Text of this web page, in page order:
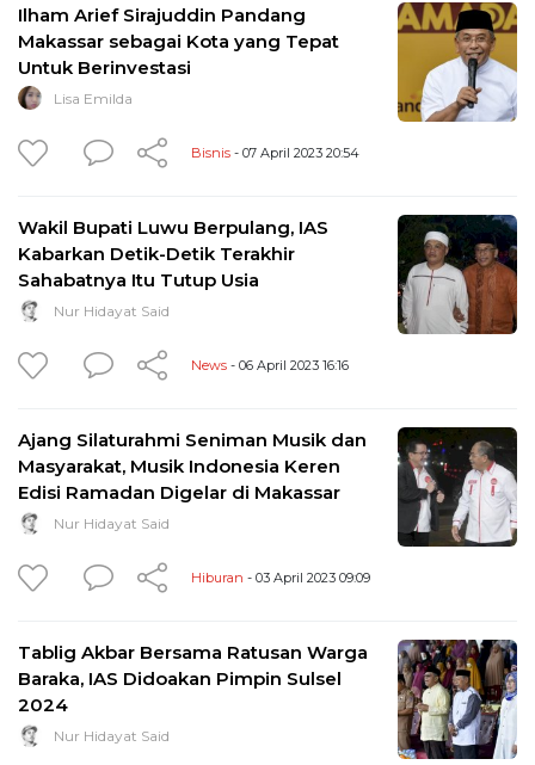
Ilham Arief Sirajuddin Pandang
Makassar sebagai Kota yang Tepat
Untuk Berinvestasi
Lisa Emilda
Bisnis - 07 April 2023 20:54
Wakil Bupati Luwu Berpulang, IAS
Kabarkan Detik-Detik Terakhir
Sahabatnya Itu Tutup Usia
Nur Hidayat Said
News - 06 April 2023 16:16
Ajang Silaturahmi Seniman Musik dan
Masyarakat, Musik Indonesia Keren
Edisi Ramadan Digelar di Makassar
Nur Hidayat Said
Hiburan - 03 April 2023 09:09
Tablig Akbar Bersama Ratusan Warga
Baraka, IAS Didoakan Pimpin Sulsel
2024
Nur Hidayat Said